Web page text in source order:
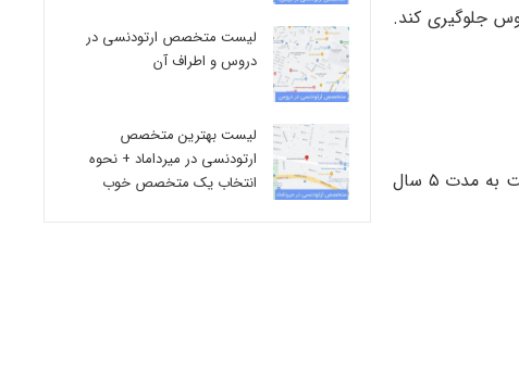
جلوگیری کند.
واکسن Gardasil از ابتلا به ویروس HPV که عامل ۷۰ درصد موارد سرطان های گردن رحم و ۹۰ درصد تب خال های تناسلی است به مدت ۵ سال
لیست متخصص ارتودنسی در
دروس و اطراف آن
لیست بهترین متخصص
ارتودنسی در میرداماد + نحوه
انتخاب یک متخصص خوب